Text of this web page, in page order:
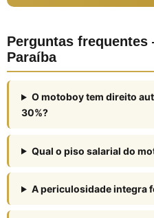
Perguntas
Paraíba
O motoboy tem direito
30%?
Qual o piso salarial do
A periculosidade integra